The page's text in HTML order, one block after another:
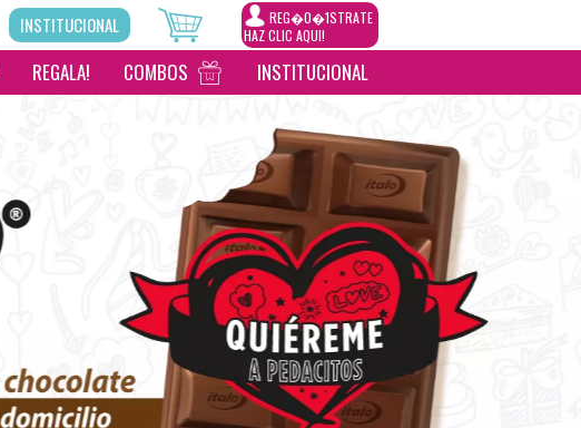
REG�0�1STRATE
HAZ CLIC AQUI!
INSTITUCIONAL
REGALA! COMBOS INSTITUCIONAL